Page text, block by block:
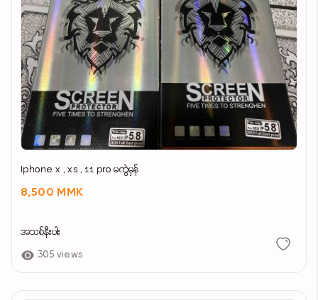
Iphone x , xs , 11 pro မကွဲမှန်
8,500 MMK
အသစ်နီးပါး
305 views